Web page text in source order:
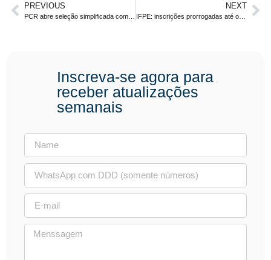
PREVIOUS NEXT
IFPE: inscrições prorrogadas até o dia 03 de março.
Inscreva-se agora para
receber atualizações
semanais